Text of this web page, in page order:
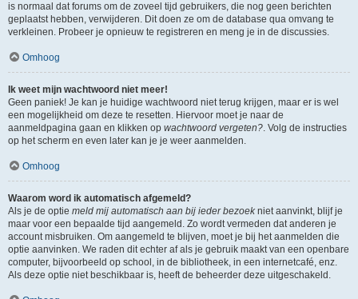
is normaal dat forums om de zoveel tijd gebruikers, die nog geen berichten
geplaatst hebben, verwijderen. Dit doen ze om de database qua omvang te
verkleinen. Probeer je opnieuw te registreren en meng je in de discussies.
Omhoog
Ik weet mijn wachtwoord niet meer!
Geen paniek! Je kan je huidige wachtwoord niet terug krijgen, maar er is wel
een mogelijkheid om deze te resetten. Hiervoor moet je naar de
aanmeldpagina gaan en klikken op wachtwoord vergeten?. Volg de instructies
op het scherm en even later kan je je weer aanmelden.
Omhoog
Waarom word ik automatisch afgemeld?
Als je de optie meld mij automatisch aan bij ieder bezoekniet aanvinkt, blijf je
maar voor een bepaalde tijd aangemeld. Zo wordt vermeden dat anderen je
account misbruiken. Om aangemeld te blijven, moet je bij het aanmelden die
optie aanvinken. We raden dit echter af als je gebruik maakt van een openbare
computer, bijvoorbeeld op school, in de bibliotheek, in een internetcafé, enz.
Als deze optie niet beschikbaar is, heeft de beheerder deze uitgeschakeld.